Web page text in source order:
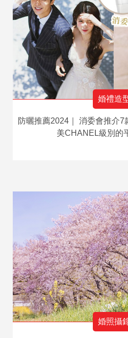
婚禮造
防曬推薦2024｜ 消委會推介7
美CHANEL級別的
婚照攝